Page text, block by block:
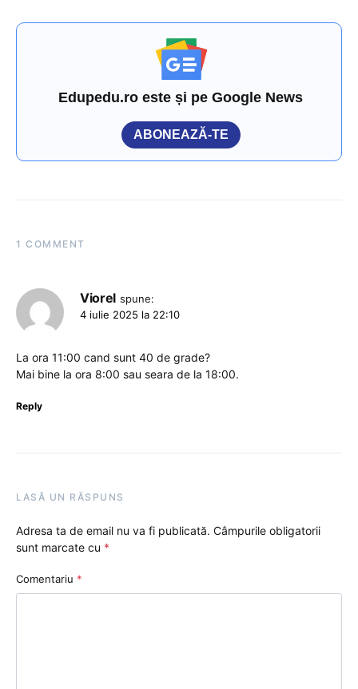
Edupedu.ro este și pe Google News
ABONEAZĂ-TE
1 COMMENT
Viorel spune:
4 iulie 2025 la 22:10
La ora 11:00 cand sunt 40 de grade?
Mai bine la ora 8:00 sau seara de la 18:00.
Reply
LASĂ UN RĂSPUNS
Adresa ta de email nu va fi publicată. Câmpurile obligatorii
sunt marcate cu *
Comentariu *